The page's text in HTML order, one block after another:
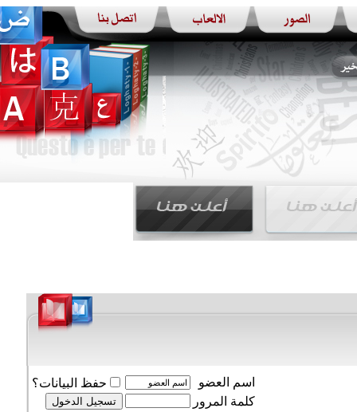
اسم العضو
حفظ البيانات؟
كلمة المرور